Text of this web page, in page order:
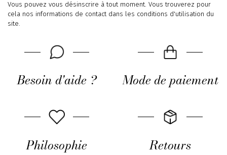
Vous pouvez vous désinscrire à tout moment. Vous trouverez pour
cela nos informations de contact dans les conditions d'utilisation du
site.
Besoin d'aide ? Mode de paiement
Philosophie Retours